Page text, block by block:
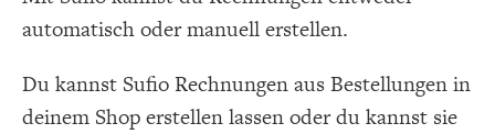
automatisch oder manuell erstellen.
Du kannst Sufio Rechnungen aus Bestellungen in
deinem Shop erstellen lassen oder du kannst sie